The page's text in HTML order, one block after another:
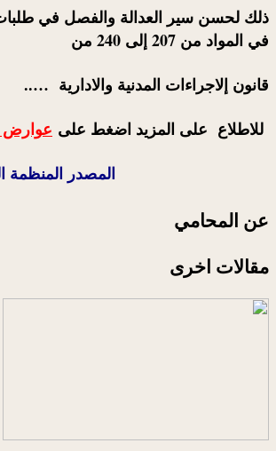
ذلك لحسن سير العدالة والفصل في
في المواد من 207 إلى 240 من
قانون إلاجراءات المدنية والادارية …..
للاطلاع على المزيد اضغط على عوارض
المصدر المنظمة
عن المحامي
مقالات اخرى